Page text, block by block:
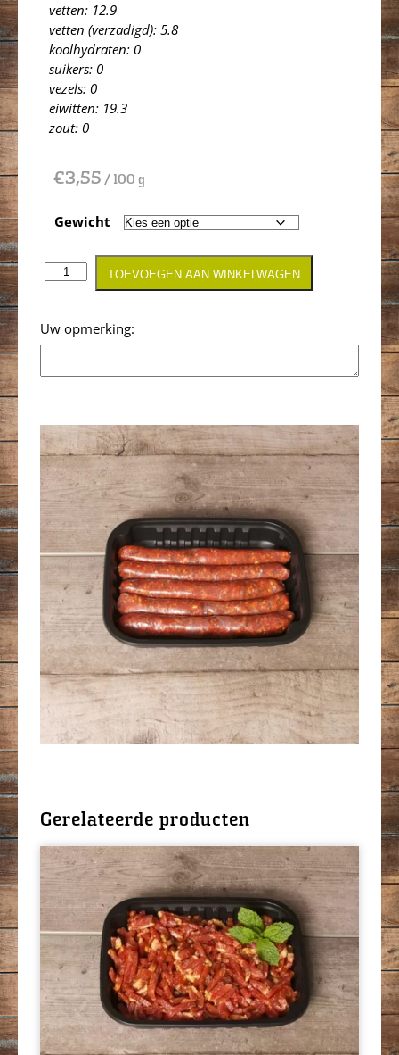
vetten: 12.9
vetten (verzadigd): 5.8
koolhydraten: 0
suikers: 0
vezels: 0
eiwitten: 19.3
zout: 0
€3,55 / 100 g
Gewicht
Opmerking
TOEVOEGEN AAN WINKELWAGEN
Gerelateerde producten